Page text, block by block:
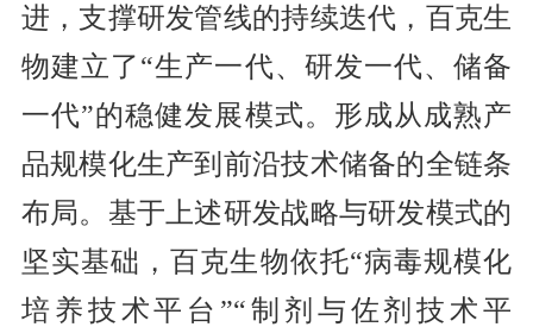
进，支撑研发管线的持续迭代，百克生
物建立了“生产一代、研发一代、储备
一代”的稳健发展模式。形成从成熟产
品规模化生产到前沿技术储备的全链条
布局。基于上述研发战略与研发模式的
坚实基础，百克生物依托“病毒规模化
培养技术平台”“制剂与佐剂技术平